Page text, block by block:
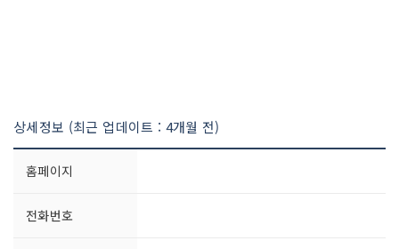
상세정보 (최근 업데이트 : 4개월 전)
홈페이지
전화번호